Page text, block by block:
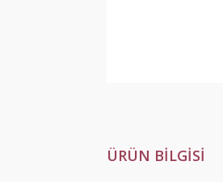
ÜRÜN BILGISI